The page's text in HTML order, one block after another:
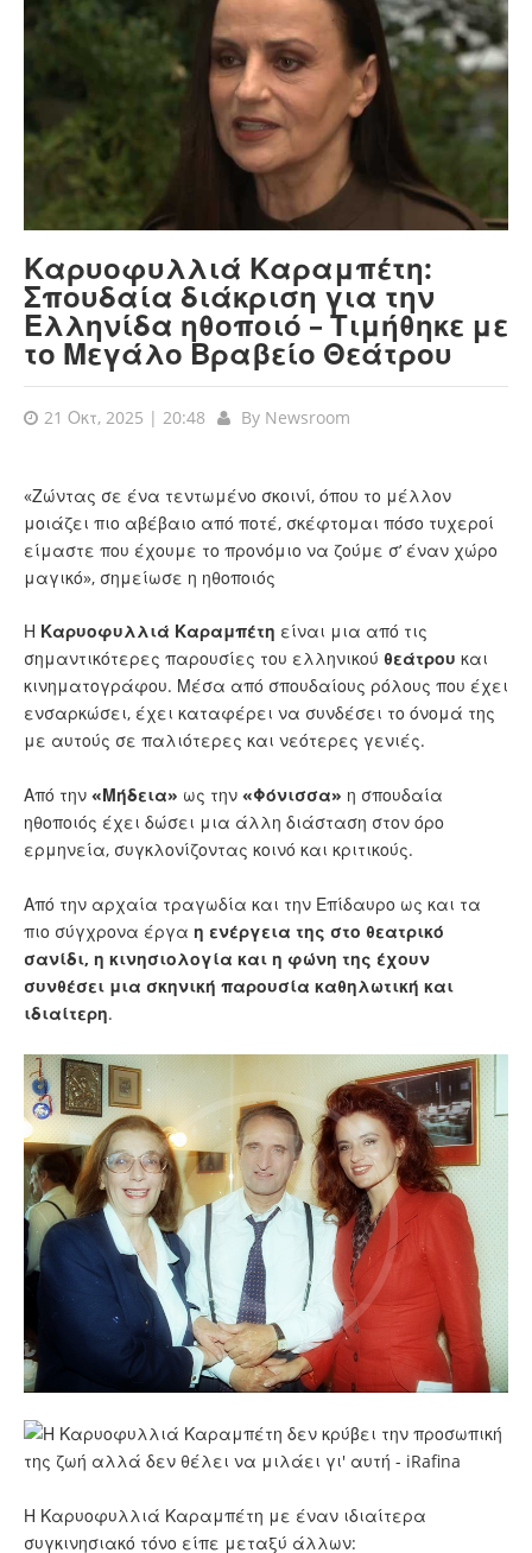
Καρυοφυλλιά Καραμπέτη:
Σπουδαία διάκριση για την
Ελληνίδα ηθοποιό – Τιμήθηκε με
το Μεγάλο Βραβείο Θεάτρου
21 Οκτ, 2025 | 20:48 By Newsroom
«Ζώντας σε ένα τεντωμένο σκοινί, όπου το μέλλον
μοιάζει πιο αβέβαιο από ποτέ, σκέφτομαι πόσο τυχεροί
είμαστε που έχουμε το προνόμιο να ζούμε σ’ έναν χώρο
μαγικό», σημείωσε η ηθοποιός
Η Καρυοφυλλιά Καραμπέτη είναι μια από τις
σημαντικότερες παρουσίες του ελληνικού θεάτρου και
κινηματογράφου. Μέσα από σπουδαίους ρόλους που έχει
ενσαρκώσει, έχει καταφέρει να συνδέσει το όνομά της
με αυτούς σε παλιότερες και νεότερες γενιές.
Από την «Μήδεια» ως την «Φόνισσα» η σπουδαία
ηθοποιός έχει δώσει μια άλλη διάσταση στον όρο
ερμηνεία, συγκλονίζοντας κοινό και κριτικούς.
Από την αρχαία τραγωδία και την Επίδαυρο ως και τα
πιο σύγχρονα έργα η ενέργεια της στο θεατρικό
σανίδι, η κινησιολογία και η φώνη της έχουν
συνθέσει μια σκηνική παρουσία καθηλωτική και
ιδιαίτερη.
Η Καρυοφυλλιά Καραμπέτη με έναν ιδιαίτερα
συγκινησιακό τόνο είπε μεταξύ άλλων: